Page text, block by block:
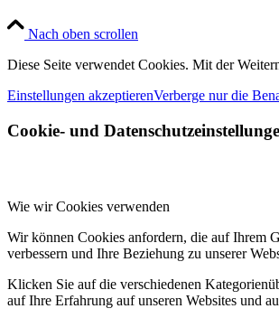
Nach oben scrollen
Diese Seite verwendet Cookies. Mit der
Einstellungen akzeptierenVerberge nur die
Cookie- und
Wie wir Cookies verwenden
Wir können Cookies anfordern, die auf Ihrem
verbessern und Ihre Beziehung zu unserer
Klicken Sie auf die verschiedenen
auf Ihre Erfahrung auf unseren Websites und